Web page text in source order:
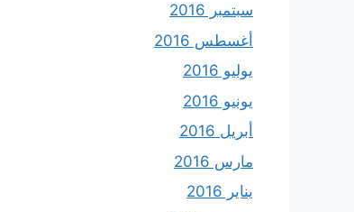
سبتمبر 2016
أغسطس 2016
يوليو 2016
يونيو 2016
أبريل 2016
مارس 2016
يناير 2016